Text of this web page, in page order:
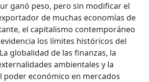
ganó peso, pero sin modificar el
de muchas economías de
el capitalismo contemporáneo
los límites históricos del
globalidad de las finanzas, la
ambientales y la
poder económico en mercados